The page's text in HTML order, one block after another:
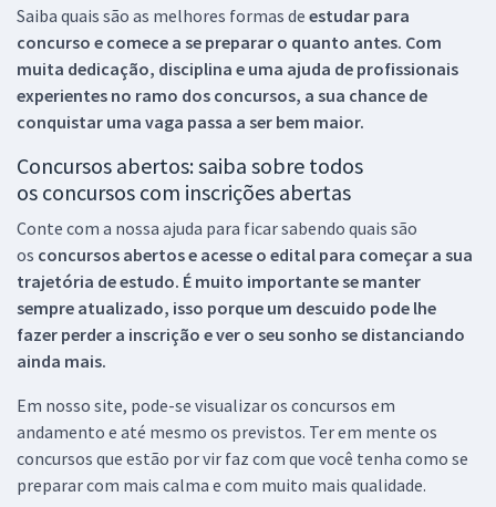
Saiba quais são as melhores formas de estudar para
concurso e comece a se preparar o quanto antes. Com
muita dedicação, disciplina e uma ajuda de profissionais
experientes no ramo dos concursos, a sua chance de
conquistar uma vaga passa a ser bem maior.
Concursos abertos: saiba sobre todos
os concursos com inscrições abertas
Conte com a nossa ajuda para ficar sabendo quais são
os concursos abertos e acesse o edital para começar a sua
trajetória de estudo. É muito importante se manter
sempre atualizado, isso porque um descuido pode lhe
fazer perder a inscrição e ver o seu sonho se distanciando
ainda mais.
Em nosso site, pode-se visualizar os concursos em
andamento e até mesmo os previstos. Ter em mente os
concursos que estão por vir faz com que você tenha como se
preparar com mais calma e com muito mais qualidade.